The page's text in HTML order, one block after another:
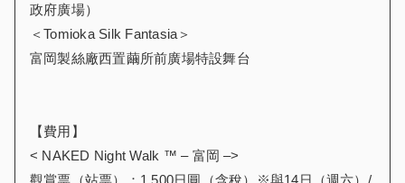
政府廣場）
＜Tomioka Silk Fantasia＞
富岡製絲廠西置繭所前廣場特設舞台
【費用】
< NAKED Night Walk ™ – 富岡 –>
觀賞票（站票）：1,500日圓（含稅）※與14日（週六）/